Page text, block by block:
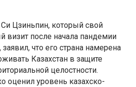
Цзиньпин, который свой
визит после начала пандемии
что его страна намерена
Казахстан в защите
целостности.
оценил уровень казахско-